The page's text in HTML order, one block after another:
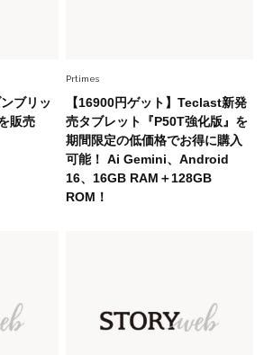
2026.6.12
ゆりさん「40代になり、やっと“仕事以外の
感”に目が向いた」ライフスタイルも、服も
2026.5.29
夏通勤はこれ１着！「きちんと感」も
ブリッ
販売
Prtimes
【16900円ゲット】Teclast新発
売タブレット『P50T強化版』を
期間限定の低価格でお得に購入
可能！ Ai Gemini、Android
16、16GB RAM＋128GB
ROM！